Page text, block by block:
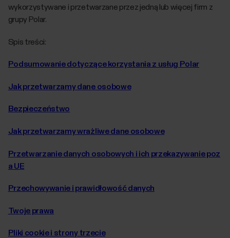
wykorzystywane i przetwarzane przez jedną lub więcej firm z
grupy Polar.
Spis treści:
Podsumowanie dotyczące korzystania z usług Polar
Jak przetwarzamy dane osobowe
Bezpieczeństwo
Jak przetwarzamy wrażliwe dane osobowe
Przetwarzanie danych osobowych i ich przekazywanie poz
a UE
Przechowywanie i prawidłowość danych
Twoje prawa
Pliki cookie i strony trzecie